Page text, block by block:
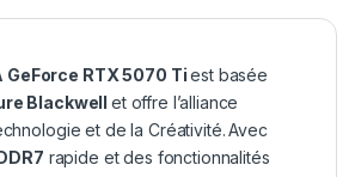
GeForce RTX 5070 Tiest basée
Blackwell et offre l’alliance
et de la Créativité.Avec
rapide et des fonctionnalités